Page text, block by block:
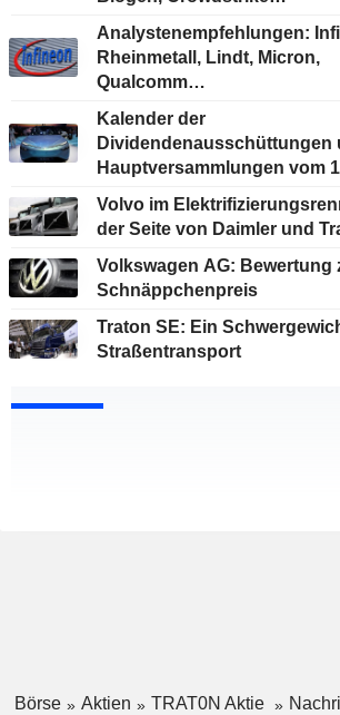
Analystenempfehlungen:
Rheinmetall, Lindt, Micron,
Qualcomm…
Kalender der
Dividendenausschüttungen
Hauptversammlungen vom
Volvo im
der Seite von Daimler und
Volkswagen AG: Bewertung
Schnäppchenpreis
Traton SE: Ein
Straßentransport
Börse Aktien TRAT0N Aktie